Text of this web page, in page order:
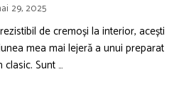
29, 2025
de cremoși la interior, acești
mea mai lejeră a unui preparat
clasic. Sunt …